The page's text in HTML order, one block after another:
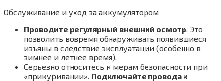
Обслуживание и уход за аккумулятором
Проводите регулярный внешний осмотр. Это
позволить вовремя обнаруживать появившиеся
изъяны в следствие эксплуатации (особенно в
зимнее и летнее время).
Серьезно относитесь к мерам безопасности при
«прикуривании». Подключайте провода к